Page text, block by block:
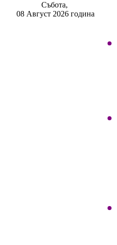
Събота,
08 Август 2026 година